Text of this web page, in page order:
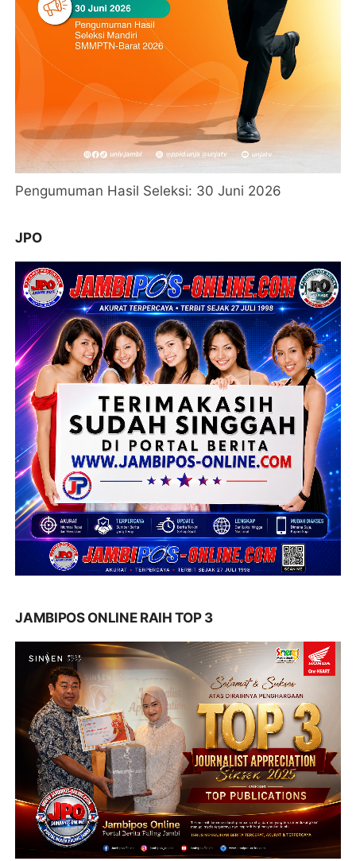
Pengumuman Hasil Seleksi: 30 Juni 2026
JPO
JAMBIPOS ONLINE RAIH TOP 3